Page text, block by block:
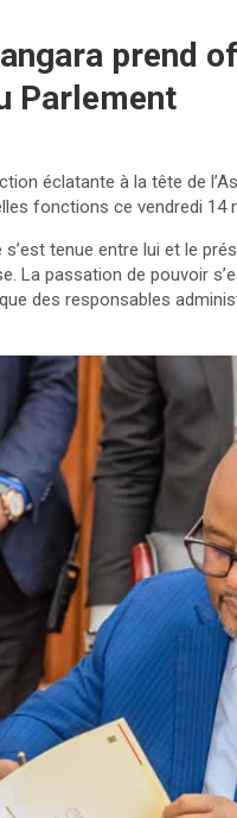
prend
Parlement
éclatante à la tête de
fonctions ce vendredi 14
tenue entre lui et le
La passation de pouvoir
des responsables